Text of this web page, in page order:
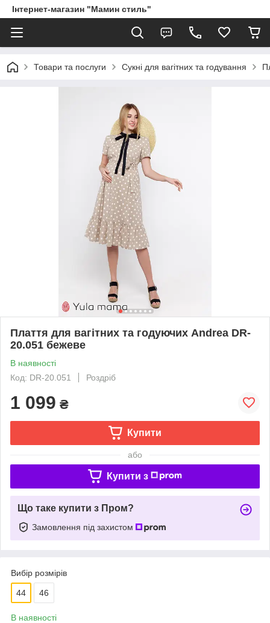
Інтернет-магазин "Мамин стиль"
Товари та послуги Сукні для вагітних та годування
Плаття для вагітних та годуючих Andrea DR-
20.051 бежеве
В наявності
Код: DR-20.051
Роздріб
1 099 ₴
Купити
або
Купити з
Що таке купити з Пром?
Замовлення під захистом
Вибір розмірів
44 46
В наявності